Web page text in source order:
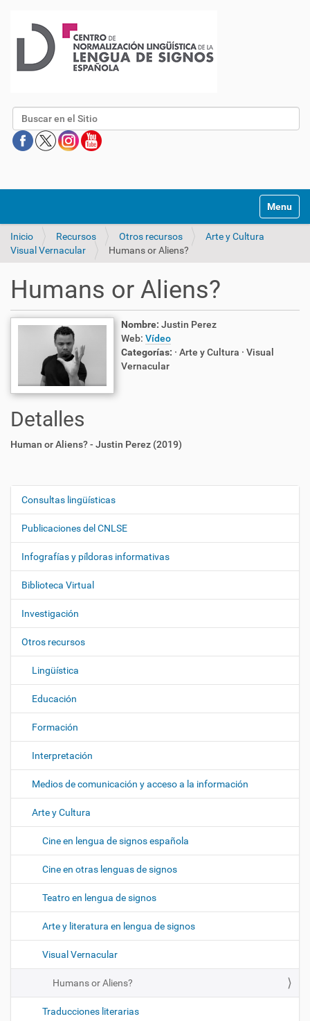
Buscar
Mostrar/
Inicio Recursos Otros recursos
Arte y Cultura
Visual Vernacular
Humans or Aliens?
Humans or Aliens?
Nombre: Justin Perez
Web: Vídeo
Categorías: · Arte y Cultura · Visual
Vernacular
Detalles
Human or Aliens? - Justin Perez (2019)
N
e
g
a
c
i
ó
n
Consultas lingüísticas
Publicaciones del CNLSE
Infografías y píldoras informativas
Biblioteca Virtual
Investigación
Otros recursos
Lingüística
Educación
Formación
Interpretación
Medios de comunicación y acceso a la información
Arte y Cultura
Cine en lengua de signos española
Cine en otras lenguas de signos
Teatro en lengua de signos
Arte y literatura en lengua de signos
Visual Vernacular
Humans or Aliens?
Traducciones literarias